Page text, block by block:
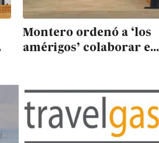
Montero ordenó a ‘los
amérigos’ colaborar en
‘pasaron por el forro’